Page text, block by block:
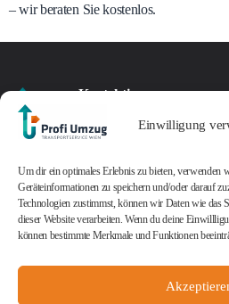
Einwilligung
Um dir ein optimales Erlebnis zu bieten, verwenden
Geräteinformationen zu speichern und/oder darauf
Technologien zustimmst, können wir Daten wie das
dieser Website verarbeiten. Wenn du deine
können bestimmte Merkmale und Funktionen
– wir beraten Sie kostenlos.
Ein
und
professioneller
Umzugsservice
– genau
Kontaktieren
Jetzt
Kontaktieren
noch heute und
sichern Sie sich
unverbindliches